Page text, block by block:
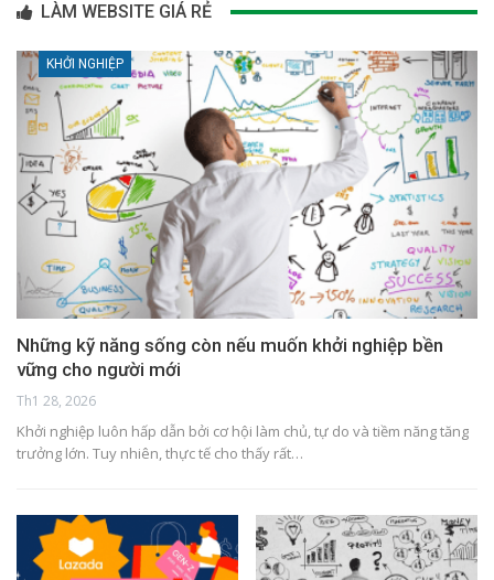
LÀM WEBSITE GIÁ RẺ
KHỞI NGHIỆP
Những kỹ năng sống còn nếu muốn khởi nghiệp bền
vững cho người mới
Th1 28, 2026
Khởi nghiệp luôn hấp dẫn bởi cơ hội làm chủ, tự do và tiềm năng tăng
trưởng lớn. Tuy nhiên, thực tế cho thấy rất…